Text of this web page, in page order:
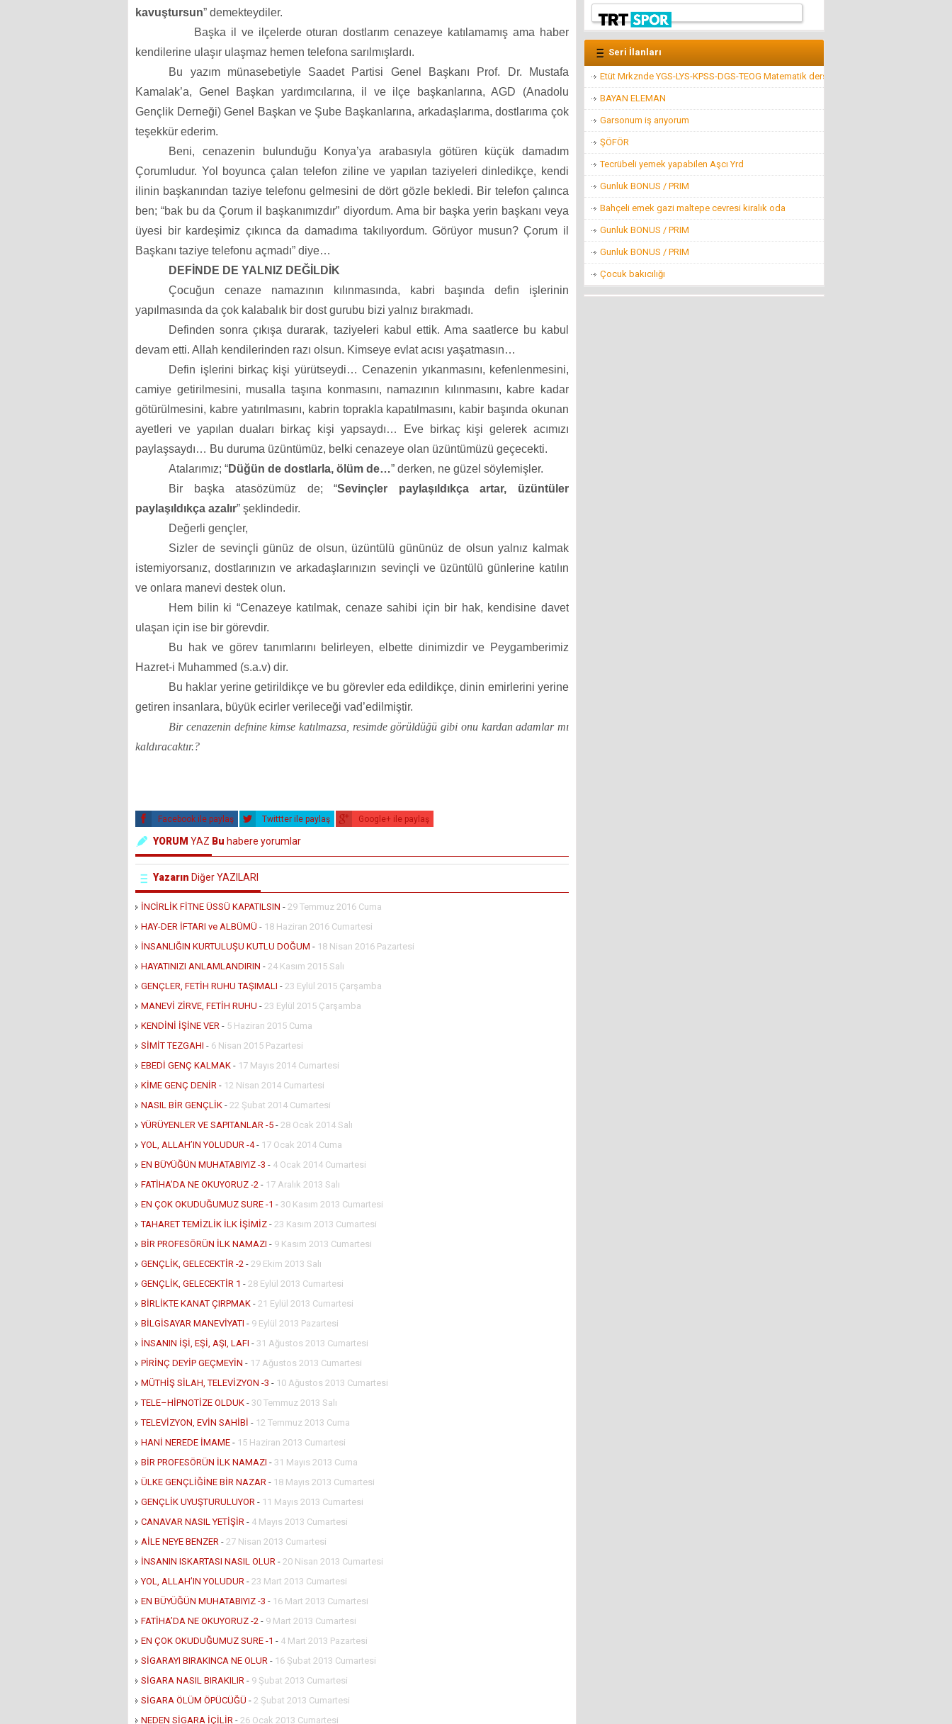
kavuştursun” demekteydiler.
Başka il ve ilçelerde oturan dostlarım cenazeye katılamamış ama haber
kendilerine ulaşır ulaşmaz hemen telefona sarılmışlardı.
Bu yazım münasebetiyle Saadet Partisi Genel Başkanı Prof. Dr. Mustafa
Kamalak’a, Genel Başkan yardımcılarına, il ve ilçe başkanlarına, AGD (Anadolu
Gençlik Derneği) Genel Başkan ve Şube Başkanlarına, arkadaşlarıma, dostlarıma çok
teşekkür ederim.
Beni, cenazenin bulunduğu Konya’ya arabasıyla götüren küçük damadım
Çorumludur. Yol boyunca çalan telefon ziline ve yapılan taziyeleri dinledikçe, kendi
ilinin başkanından taziye telefonu gelmesini de dört gözle bekledi. Bir telefon çalınca
ben; “bak bu da Çorum il başkanımızdır” diyordum. Ama bir başka yerin başkanı veya
üyesi bir kardeşimiz çıkınca da damadıma takılıyordum. Görüyor musun? Çorum il
Başkanı taziye telefonu açmadı” diye…
DEFİNDE DE YALNIZ DEĞİLDİK
Çocuğun cenaze namazının kılınmasında, kabri başında defin işlerinin
yapılmasında da çok kalabalık bir dost gurubu bizi yalnız bırakmadı.
Definden sonra çıkışa durarak, taziyeleri kabul ettik. Ama saatlerce bu kabul
devam etti. Allah kendilerinden razı olsun. Kimseye evlat acısı yaşatmasın…
Defin işlerini birkaç kişi yürütseydi… Cenazenin yıkanmasını, kefenlenmesini,
camiye getirilmesini, musalla taşına konmasını, namazının kılınmasını, kabre kadar
götürülmesini, kabre yatırılmasını, kabrin toprakla kapatılmasını, kabir başında okunan
ayetleri ve yapılan duaları birkaç kişi yapsaydı… Eve birkaç kişi gelerek acımızı
paylaşsaydı… Bu duruma üzüntümüz, belki cenazeye olan üzüntümüzü geçecekti.
Atalarımız; “Düğün de dostlarla, ölüm de…” derken, ne güzel söylemişler.
Bir başka atasözümüz de; “Sevinçler paylaşıldıkça artar, üzüntüler
paylaşıldıkça azalır” şeklindedir.
Değerli gençler,
Sizler de sevinçli günüz de olsun, üzüntülü gününüz de olsun yalnız kalmak
istemiyorsanız, dostlarınızın ve arkadaşlarınızın sevinçli ve üzüntülü günlerine katılın
ve onlara manevi destek olun.
Hem bilin ki “Cenazeye katılmak, cenaze sahibi için bir hak, kendisine davet
ulaşan için ise bir görevdir.
Bu hak ve görev tanımlarını belirleyen, elbette dinimizdir ve Peygamberimiz
Hazret-i Muhammed (s.a.v) dir.
Bu haklar yerine getirildikçe ve bu görevler eda edildikçe, dinin emirlerini yerine
getiren insanlara, büyük ecirler verileceği vad’edilmiştir.
Bir cenazenin defnine kimse katılmazsa, resimde görüldüğü gibi onu kardan adamlar mı
kaldıracaktır.?
Facebook ile paylaş Twittter ile paylaş Google+ ile paylaş
YORUM YAZ Bu habere yorumlar
Yazarın Diğer YAZILARI
İNCİRLİK FİTNE ÜSSÜ KAPATILSIN - 29 Temmuz 2016 Cuma
HAY-DER İFTARI ve ALBÜMÜ - 18 Haziran 2016 Cumartesi
İNSANLIĞIN KURTULUŞU KUTLU DOĞUM - 18 Nisan 2016 Pazartesi
HAYATINIZI ANLAMLANDIRIN - 24 Kasım 2015 Salı
GENÇLER, FETİH RUHU TAŞIMALI - 23 Eylül 2015 Çarşamba
MANEVİ ZİRVE, FETİH RUHU - 23 Eylül 2015 Çarşamba
KENDİNİ İŞİNE VER - 5 Haziran 2015 Cuma
SİMİT TEZGAHI - 6 Nisan 2015 Pazartesi
EBEDİ GENÇ KALMAK - 17 Mayıs 2014 Cumartesi
KİME GENÇ DENİR - 12 Nisan 2014 Cumartesi
NASIL BİR GENÇLİK - 22 Şubat 2014 Cumartesi
YÜRÜYENLER VE SAPITANLAR -5 - 28 Ocak 2014 Salı
YOL, ALLAH’IN YOLUDUR -4- 17 Ocak 2014 Cuma
EN BÜYÜĞÜN MUHATABIYIZ -3 - 4 Ocak 2014 Cumartesi
FATİHA’DA NE OKUYORUZ -2 - 17 Aralık 2013 Salı
EN ÇOK OKUDUĞUMUZ SURE -1 - 30 Kasım 2013 Cumartesi
TAHARET TEMİZLİK İLK İŞİMİZ - 23 Kasım 2013 Cumartesi
BİR PROFESÖRÜN İLK NAMAZI - 9 Kasım 2013 Cumartesi
GENÇLİK, GELECEKTİR -2 - 29 Ekim 2013 Salı
GENÇLİK, GELECEKTİR 1 - 28 Eylül 2013 Cumartesi
BİRLİKTE KANAT ÇIRPMAK - 21 Eylül 2013 Cumartesi
BİLGİSAYAR MANEVİYATI - 9 Eylül 2013 Pazartesi
İNSANIN İŞİ, EŞİ, AŞI, LAFI - 31 Ağustos 2013 Cumartesi
PİRİNÇ DEYİP GEÇMEYİN - 17 Ağustos 2013 Cumartesi
MÜTHİŞ SİLAH, TELEVİZYON -3 - 10 Ağustos 2013 Cumartesi
TELE–HİPNOTİZE OLDUK - 30 Temmuz 2013 Salı
TELEVİZYON, EVİN SAHİBİ - 12 Temmuz 2013 Cuma
HANİ NEREDE İMAME - 15 Haziran 2013 Cumartesi
BİR PROFESÖRÜN İLK NAMAZI - 31 Mayıs 2013 Cuma
ÜLKE GENÇLİĞİNE BİR NAZAR - 18 Mayıs 2013 Cumartesi
GENÇLİK UYUŞTURULUYOR - 11 Mayıs 2013 Cumartesi
CANAVAR NASIL YETİŞİR - 4 Mayıs 2013 Cumartesi
AİLE NEYE BENZER - 27 Nisan 2013 Cumartesi
İNSANIN ISKARTASI NASIL OLUR - 20 Nisan 2013 Cumartesi
YOL, ALLAH’IN YOLUDUR - 23 Mart 2013 Cumartesi
EN BÜYÜĞÜN MUHATABIYIZ -3 - 16 Mart 2013 Cumartesi
FATİHA’DA NE OKUYORUZ -2 - 9 Mart 2013 Cumartesi
EN ÇOK OKUDUĞUMUZ SURE -1 - 4 Mart 2013 Pazartesi
SİGARAYI BIRAKINCA NE OLUR - 16 Şubat 2013 Cumartesi
SİGARA NASIL BIRAKILIR - 9 Şubat 2013 Cumartesi
SİGARA ÖLÜM ÖPÜCÜĞÜ - 2 Şubat 2013 Cumartesi
NEDEN SİGARA İÇİLİR - 26 Ocak 2013 Cumartesi
Hüseyin GÜVEN
BİR ŞEY ANCAK DEĞERİNİ BİLENİN YANINDA
KIYMETLİDİR...
Konuk Yazar
Belediyeyi hesap uzmanı yönetiyor ama balık
istifi tramvay zarar ediyor!
FETÖ! (ABD ve CIA Adına Dizayn Edilmiş
Projenin BAŞI)
8 Ağustos 2016 Pazartesi
Mehti Saraç
EBRUCUUMA İLK EVLULUK TEKLUFUMDUR
22 Mart 2016 Salı
NECMİ GÜNAY
Seri İlanları
Etüt Mrkznde YGS-LYS-KPSS-DGS-TEOG Matematik dersi
BAYAN ELEMAN
Garsonum iş arıyorum
ŞÖFÖR
Tecrübeli yemek yapabilen Aşcı Yrd
Gunluk BONUS / PRIM
Bahçeli emek gazi maltepe cevresi kiralık oda
Gunluk BONUS / PRIM
Gunluk BONUS / PRIM
Çocuk bakıcılığı